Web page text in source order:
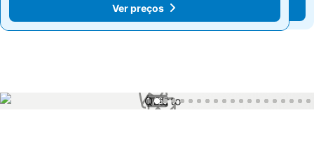
Ver preços
Ver preços
1 / 65